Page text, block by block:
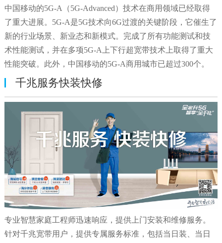
中国移动的5G-A（5G-Advanced）技术在商用领域已经取得
了重大进展。5G-A是5G技术向6G过渡的关键阶段，它催生了
新的行业场景、新业态和新模式。完成了所有功能测试和技
术性能测试，并在多项5G-A上下行超宽带技术上取得了重大
性能突破。此外，中国移动的5G-A商用城市已超过300个。
千兆服务快装快修
专业智慧家庭工程师迅速响应，提供上门安装和维修服务。
针对千兆宽带用户，提供专属服务标准，包括当日装、当日